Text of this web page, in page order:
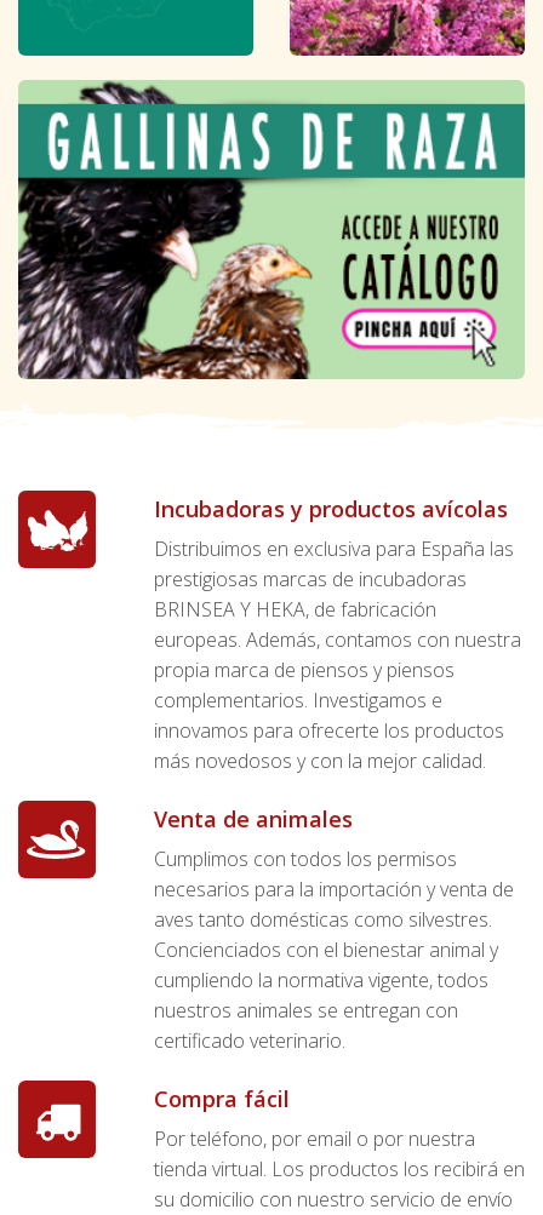
Incubadoras y productos avícolas
Distribuimos en exclusiva para España las
prestigiosas marcas de incubadoras
BRINSEA Y HEKA, de fabricación
europeas. Además, contamos con nuestra
propia marca de piensos y piensos
complementarios. Investigamos e
innovamos para ofrecerte los productos
más novedosos y con la mejor calidad.
Venta de animales
Cumplimos con todos los permisos
necesarios para la importación y venta de
aves tanto domésticas como silvestres.
Concienciados con el bienestar animal y
cumpliendo la normativa vigente, todos
nuestros animales se entregan con
certificado veterinario.
Compra fácil
Por teléfono, por email o por nuestra
tienda virtual. Los productos los recibirá en
su domicilio con nuestro servicio de envío